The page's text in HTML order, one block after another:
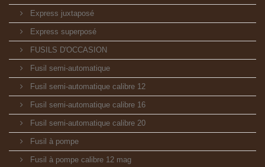
Express juxtaposé
Express superposé
FUSILS D'OCCASION
Fusil semi-automatique
Fusil semi-automatique calibre 12
Fusil semi-automatique calibre 16
Fusil semi-automatique calibre 20
Fusil à pompe
Fusil à pompe calibre 12 mag